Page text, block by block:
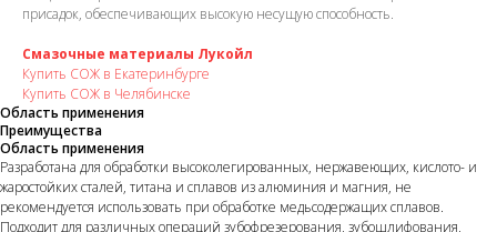
присадок, обеспечивающих высокую несущую способность.
Смазочные материалы Лукойл
Купить СОЖ в Екатеринбурге
Купить СОЖ в Челябинске
Область применения
Преимущества
Область применения
Разработана для обработки высоколегированных, нержавеющих, кислото- и
жаростойких сталей, титана и сплавов из алюминия и магния, не
рекомендуется использовать при обработке медьсодержащих сплавов.
Подходит для различных операций зубофрезерования, зубошлифования,